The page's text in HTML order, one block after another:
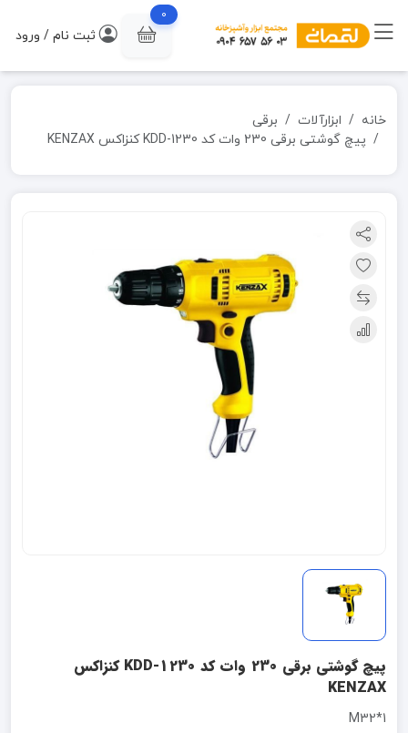
0
ثبت نام / ورود
خانه ابزارآلات
برقی
پیچ گوشتی برقی 230 وات کد KDD-1230 کنزاکس KENZAX
پیچ گوشتی برقی 230 وات کد KDD-1230 کنزاکس
KENZAX
1*M32